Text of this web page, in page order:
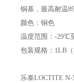
铜基，最高耐温
颜色：铜色
温度范围：-29℃
包装规格：1LB（
乐泰LOCTITE N-